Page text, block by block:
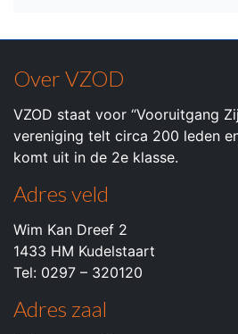
Over VZOD
VZOD staat voor “Vooruitgang
vereniging telt circa 200 leden
komt uit in de 2e klasse.
Adres veld
Wim Kan Dreef 2
1433 HM Kudelstaart
Tel: 0297 – 320120
Adres zaal